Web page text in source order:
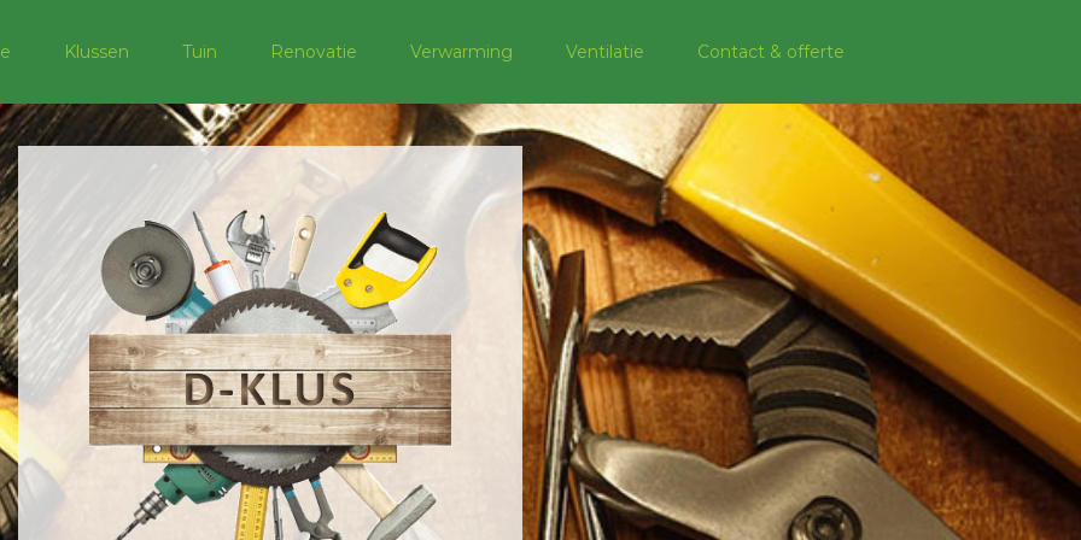
Klussen Tuin Renovatie Verwarming Ventilatie Contact & offerte